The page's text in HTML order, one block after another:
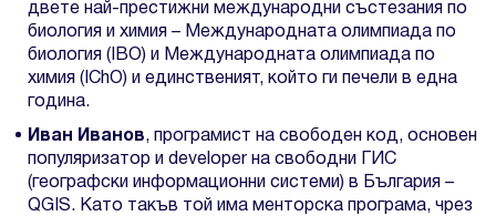
двете най-престижни международни състезания по
биология и химия – Международната олимпиада по
биология (IBO) и Международната олимпиада по
химия (IChO) и единственият, който ги печели в една
година.
Иван Иванов, прoграмист на свободен код, основен
популяризатор и developer на свободни ГИС
(географски информационни системи) в България –
QGIS. Като такъв той има менторска програма, чрез